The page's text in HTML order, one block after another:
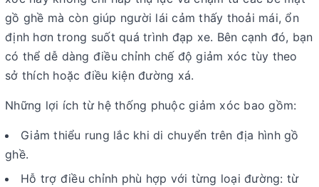
gồ ghề mà còn giúp người lái cảm thấy thoải mái, ổn
định hơn trong suốt quá trình đạp xe. Bên cạnh đó, bạn
có thể dễ dàng điều chỉnh chế độ giảm xóc tùy theo
sở thích hoặc điều kiện đường xá.
Những lợi ích từ hệ thống phuộc giảm xóc bao gồm:
Giảm thiểu rung lắc khi di chuyển trên địa hình gồ
ghề.
Hỗ trợ điều chỉnh phù hợp với từng loại đường: từ